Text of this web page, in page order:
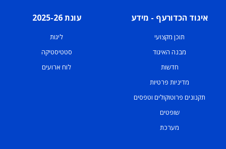
איגוד הכדורעף - מידע
תוכן מקצועי
מבנה האיגוד
חדשות
מדיניות פרטיות
תקנונים פרוטוקולים וטפסים
שופטים
מערכת
עונת 2025-26
ליגות
סטטיסטיקה
לוח ארועים